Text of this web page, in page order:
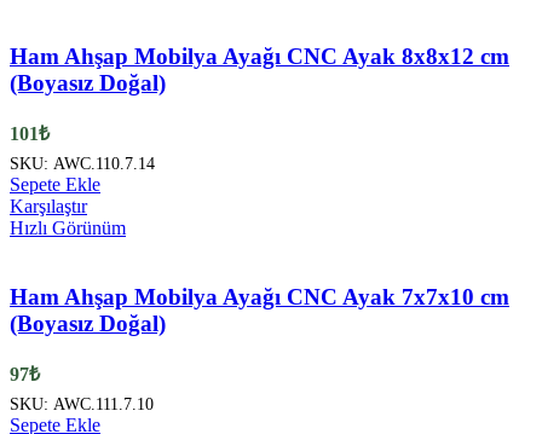
Ham Ahşap Mobilya Ayağı CNC Ayak 8x8x12 cm
(Boyasız Doğal)
101₺
SKU: AWC.110.7.14
Sepete Ekle
Karşılaştır
Hızlı Görünüm
Ham Ahşap Mobilya Ayağı CNC Ayak 7x7x10 cm
(Boyasız Doğal)
97₺
SKU: AWC.111.7.10
Sepete Ekle